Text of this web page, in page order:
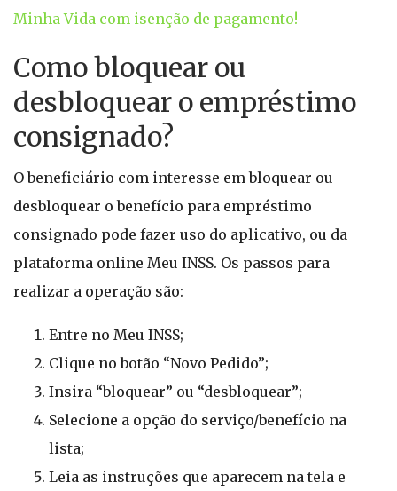
Minha Vida com isenção de pagamento!
Como bloquear ou
desbloquear o empréstimo
consignado?
O beneficiário com interesse em bloquear ou
desbloquear o benefício para empréstimo
consignado pode fazer uso do aplicativo, ou da
plataforma online Meu INSS. Os passos para
realizar a operação são:
Entre no Meu INSS;
Clique no botão “Novo Pedido”;
Insira “bloquear” ou “desbloquear”;
Selecione a opção do serviço/benefício na
lista;
Leia as instruções que aparecem na tela e